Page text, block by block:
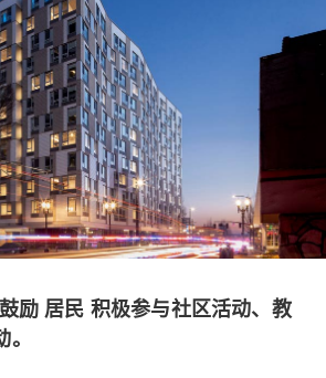
励 居民 积极参与社区活动、教